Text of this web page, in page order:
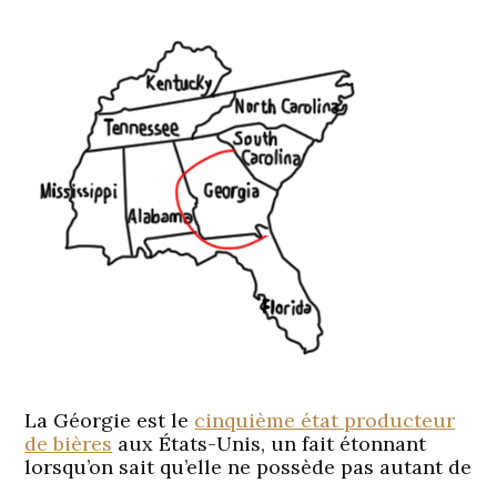
La Géorgie est le cinquième état producteur
de bières aux États-Unis, un fait étonnant
lorsqu’on sait qu’elle ne possède pas autant de